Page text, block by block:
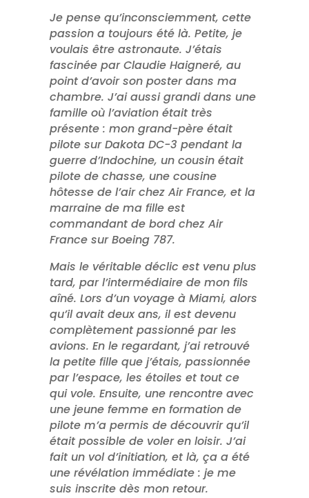
Je pense qu’inconsciemment, cette
passion a toujours été là. Petite, je
voulais être astronaute. J’étais
fascinée par Claudie Haigneré, au
point d’avoir son poster dans ma
chambre. J’ai aussi grandi dans une
famille où l’aviation était très
présente : mon grand-père était
pilote sur Dakota DC-3 pendant la
guerre d’Indochine, un cousin était
pilote de chasse, une cousine
hôtesse de l’air chez Air France, et la
marraine de ma fille est
commandant de bord chez Air
France sur Boeing 787.
Mais le véritable déclic est venu plus
tard, par l’intermédiaire de mon fils
aîné. Lors d’un voyage à Miami, alors
qu’il avait deux ans, il est devenu
complètement passionné par les
avions. En le regardant, j’ai retrouvé
la petite fille que j’étais, passionnée
par l’espace, les étoiles et tout ce
qui vole. Ensuite, une rencontre avec
une jeune femme en formation de
pilote m’a permis de découvrir qu’il
était possible de voler en loisir. J’ai
fait un vol d’initiation, et là, ça a été
une révélation immédiate : je me
suis inscrite dès mon retour.